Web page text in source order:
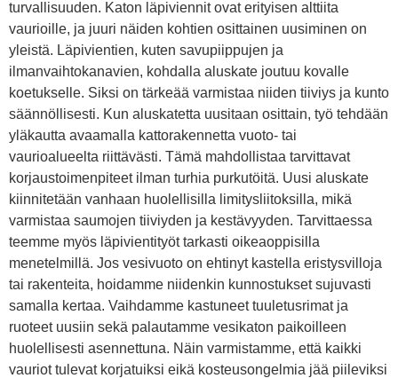
turvallisuuden. Katon läpiviennit ovat erityisen alttiita
vaurioille, ja juuri näiden kohtien osittainen uusiminen on
yleistä. Läpivientien, kuten savupiippujen ja
ilmanvaihtokanavien, kohdalla aluskate joutuu kovalle
koetukselle. Siksi on tärkeää varmistaa niiden tiiviys ja kunto
säännöllisesti. Kun aluskatetta uusitaan osittain, työ tehdään
yläkautta avaamalla kattorakennetta vuoto- tai
vaurioalueelta riittävästi. Tämä mahdollistaa tarvittavat
korjaustoimenpiteet ilman turhia purkutöitä. Uusi aluskate
kiinnitetään vanhaan huolellisilla limitysliitoksilla, mikä
varmistaa saumojen tiiviyden ja kestävyyden. Tarvittaessa
teemme myös läpivientityöt tarkasti oikeaoppisilla
menetelmillä. Jos vesivuoto on ehtinyt kastella eristysvilloja
tai rakenteita, hoidamme niidenkin kunnostukset sujuvasti
samalla kertaa. Vaihdamme kastuneet tuuletusrimat ja
ruoteet uusiin sekä palautamme vesikaton paikoilleen
huolellisesti asennettuna. Näin varmistamme, että kaikki
vauriot tulevat korjatuiksi eikä kosteusongelmia jää piileviksi